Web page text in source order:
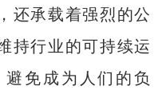
还承载着强烈的公
持行业的可持续运
免成为人们的负